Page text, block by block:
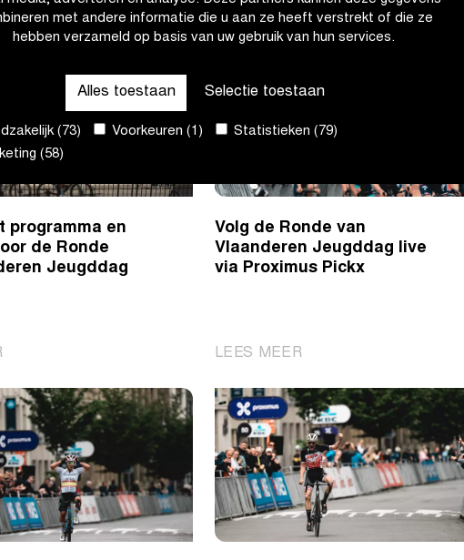
met andere informatie die u aan ze heeft verstrekt of die ze
hebben verzameld op basis van uw gebruik van hun services.
Alles toestaan Selectie toestaan
(73) Voorkeuren (1)
Statistieken (79)
(58)
|
Jammaer
Mannen
LEES MEER |
Charlesworth
overwinning
U17
programma en
de Ronde
Jeugddag
het
programma
en
parcours
voor
de
Ronde
Volg de Ronde van
Vlaanderen Jeugddag live
via Proximus Pickx
LEES MEER|
de
Ronde
van
Vlaanderen
Jeugddag
live
via